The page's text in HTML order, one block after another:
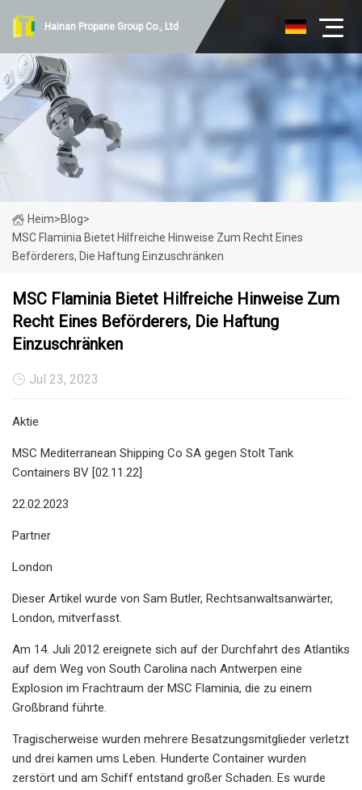
Hainan Propane Group Co., Ltd
Heim>Blog>
MSC Flaminia Bietet Hilfreiche Hinweise Zum Recht Eines
Beförderers, Die Haftung Einzuschränken
MSC Flaminia Bietet Hilfreiche Hinweise Zum
Recht Eines Beförderers, Die Haftung
Einzuschränken
Jul 23, 2023
Aktie
MSC Mediterranean Shipping Co SA gegen Stolt Tank
Containers BV [02.11.22]
22.02.2023
Partner
London
Dieser Artikel wurde von Sam Butler, Rechtsanwaltsanwärter,
London, mitverfasst.
Am 14. Juli 2012 ereignete sich auf der Durchfahrt des Atlantiks
auf dem Weg von South Carolina nach Antwerpen eine
Explosion im Frachtraum der MSC Flaminia, die zu einem
Großbrand führte.
Tragischerweise wurden mehrere Besatzungsmitglieder verletzt
und drei kamen ums Leben. Hunderte Container wurden
zerstört und am Schiff entstand großer Schaden. Es wurde